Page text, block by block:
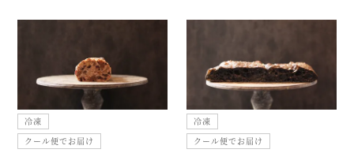
冷凍
クール便でお届け
冷凍
クール便でお届け